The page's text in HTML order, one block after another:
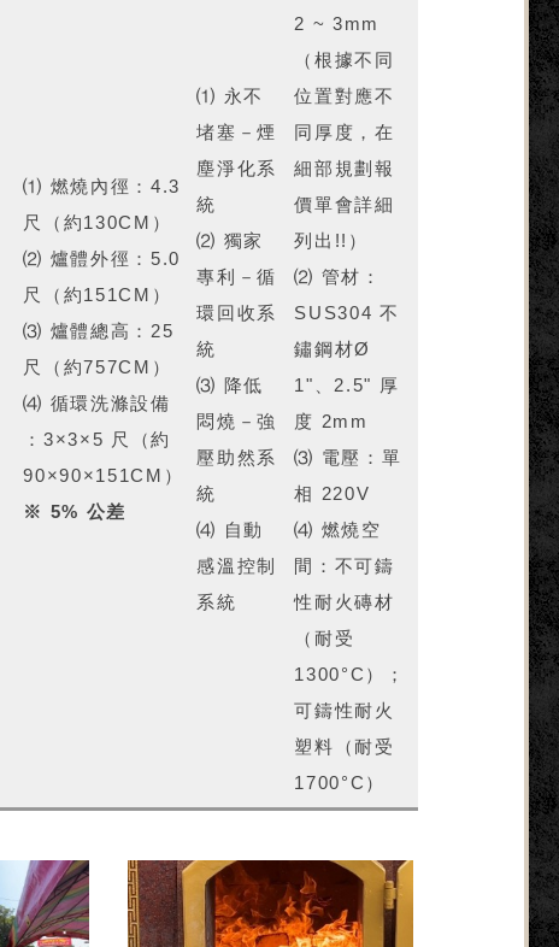
⑴ 燃燒內徑：4.3
尺（約130CM）
⑵ 爐體外徑：5.0
尺（約151CM）
⑶ 爐體總高：25
尺（約757CM）
⑷ 循環洗滌設備
：3×3×5 尺（約
90×90×151CM）
※ 5% 公差
⑴ 永不
堵塞－煙
塵淨化系
統
⑵ 獨家
專利－循
環回收系
統
⑶ 降低
悶燒－強
壓助然系
統
⑷ 自動
感溫控制
系統
2 ~ 3mm
（根據不同
位置對應不
同厚度，在
細部規劃報
價單會詳細
列出!!）
⑵ 管材：
SUS304 不
鏽鋼材Ø
1"、2.5" 厚
度 2mm
⑶ 電壓：單
相 220V
⑷ 燃燒空
間：不可鑄
性耐火磚材
（耐受
1300°C）；
可鑄性耐火
塑料（耐受
1700°C）